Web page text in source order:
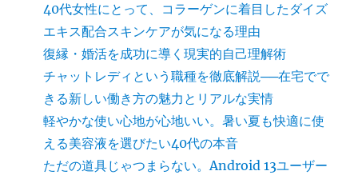
40代女性にとって、コラーゲンに着目したダイズ
エキス配合スキンケアが気になる理由
復縁・婚活を成功に導く現実的自己理解術
チャットレディという職種を徹底解説──在宅でで
きる新しい働き方の魅力とリアルな実情
軽やかな使い心地が心地いい。暑い夏も快適に使
える美容液を選びたい40代の本音
ただの道具じゃつまらない。Android 13ユーザー